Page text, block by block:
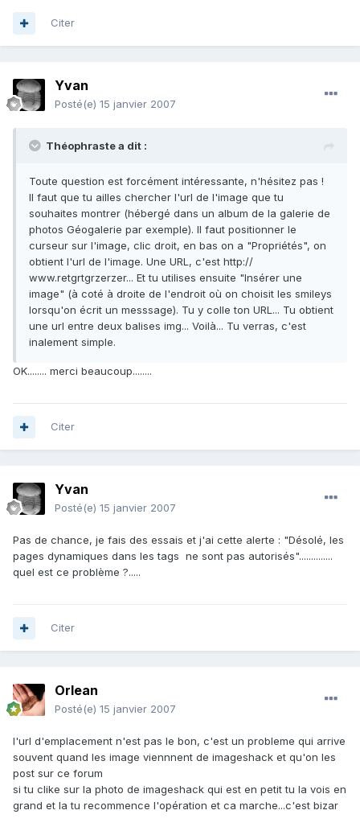
Citer
Yvan
Posté(e) 15 janvier 2007
Théophraste a dit :
Toute question est forcément intéressante, n'hésitez pas !
Il faut que tu ailles chercher l'url de l'image que tu
souhaites montrer (hébergé dans un album de la galerie de
photos Géogalerie par exemple). Il faut positionner le
curseur sur l'image, clic droit, en bas on a "Propriétés", on
obtient l'url de l'image. Une URL, c'est http://
www.retgrtgrzerzer... Et tu utilises ensuite "Insérer une
image" (à coté à droite de l'endroit où on choisit les smileys
lorsqu'on écrit un messsage). Tu y colle ton URL... Tu obtient
une url entre deux balises img... Voilà... Tu verras, c'est
inalement simple.
OK........ merci beaucoup........
Citer
Yvan
Posté(e) 15 janvier 2007
Pas de chance, je fais des essais et j'ai cette alerte : "Désolé, les
pages dynamiques dans les tags ne sont pas autorisés"..............
quel est ce problème ?.....
Citer
Orlean
Posté(e) 15 janvier 2007
l'url d'emplacement n'est pas le bon, c'est un probleme qui arrive
souvent quand les image viennnent de imageshack et qu'on les
post sur ce forum
si tu clike sur la photo de imageshack qui est en petit tu la vois en
grand et la tu recommence l'opération et ca marche...c'est bizar